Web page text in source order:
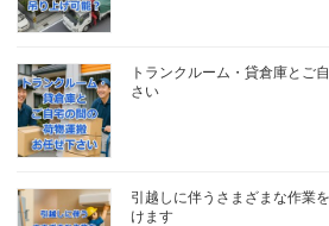
トランクルーム・貸倉庫とご
さい
引越しに伴うさまざまな作業
けます